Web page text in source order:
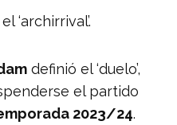
‘archirrival’.
definió el ‘duelo’,
el partido
2023/24.